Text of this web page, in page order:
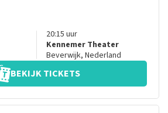
20:15 uur
Kennemer Theater
Beverwijk, Nederland
BEKIJK TICKETS